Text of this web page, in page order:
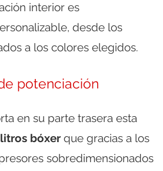
interior es
desde los
a los colores elegidos.
potenciación
en su parte trasera esta
bóxer que gracias a los
sobredimensionados